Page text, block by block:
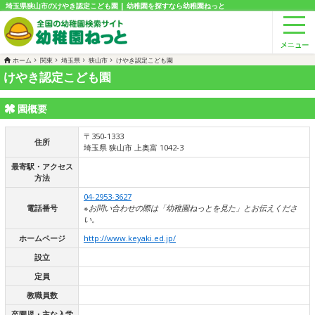
埼玉県狭山市のけやき認定こども園 | 幼稚園を探すなら幼稚園ねっと
ホーム 関東 埼玉県 狭山市 けやき認定こども園
けやき認定こども園
園概要
住所
〒350-1333
埼玉県 狭山市 上奥富 1042-3
最寄駅・アクセス
方法
電話番号
04-2953-3627
※お問い合わせの際は「幼稚園ねっとを見た」とお伝えくださ
い。
ホームページ
http://www.keyaki.ed.jp/
設立
定員
教職員数